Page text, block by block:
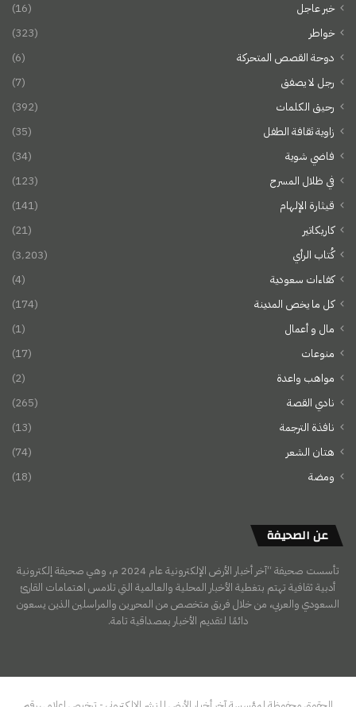
خبر عاجل
(16)
خواطر
(323)
دوحة القصص المتحركة
(6)
رجل لا يصفق
(7)
رحيق الكلمات
(392)
زاوية ثقافة الطفل
(35)
فاضي شوية
(34)
في ظلال المسرح
(123)
قيثارة الإلهام
(141)
كاريكاتير
(21)
كُتاب الرأي
(3٬203)
كفاءات سعودية
(4)
كل ما يخص المدينة
(174)
مال و أعمال
(1)
منوعات
(17)
مواهب واعدة
(2)
نادي القصة
(265)
نافذة الترجمة
(13)
هتان الشعر
(74)
ومضة
(18)
عن الصحيفة
تأسست صحيفة “آخر أخبار الأرض الإلكترونية عام 2024 م، وهي صحيفة إلكترونية
أدبية ثقافية تهتم بتغطية الأخبار المحلية والعالمية التي تلامس اهتمامات القارئ
السعودي والعربي، من خلال فريق متخصص من المحررين والمراسلين الذين يسعون
دائمًا لتقديم الأخبار بمصداقية تامة.